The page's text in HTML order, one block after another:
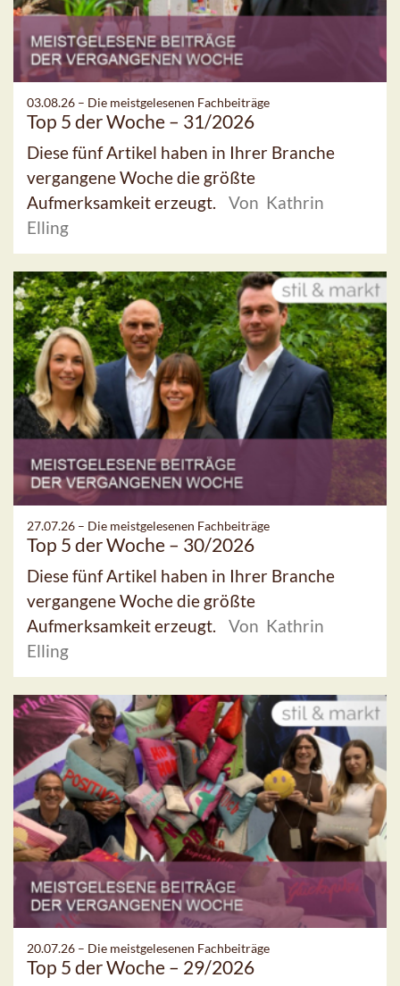
03.08.26 – Die meistgelesenen Fachbeiträge
Top 5 der Woche – 31/2026
Diese fünf Artikel haben in Ihrer Branche
vergangene Woche die größte
Aufmerksamkeit erzeugt.
Von Kathrin
Elling
27.07.26 – Die meistgelesenen Fachbeiträge
Top 5 der Woche – 30/2026
Diese fünf Artikel haben in Ihrer Branche
vergangene Woche die größte
Aufmerksamkeit erzeugt.
Von Kathrin
Elling
20.07.26 – Die meistgelesenen Fachbeiträge
Top 5 der Woche – 29/2026